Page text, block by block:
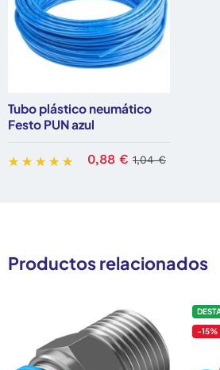
Tubo plástico neumático
Festo PUN azul
0,88 € 1,04 €
Productos relacionados
-15%